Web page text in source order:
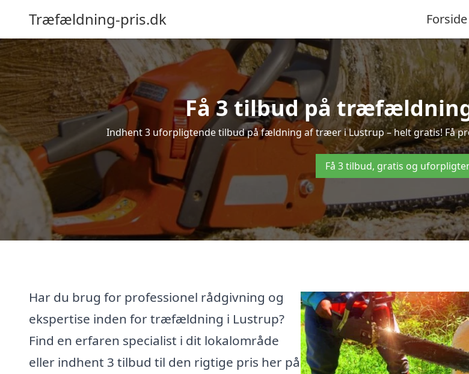
Træfældning-pris.dk Forside
Få 3 tilbud på
Indhent 3 uforpligtende tilbud på fældning af træer i Lustrup – helt gratis! Få
Få 3 tilbud, gratis og
Har du brug for professionel rådgivning og
ekspertise inden for træfældning i Lustrup?
Find en erfaren specialist i dit lokalområde
eller indhent 3 tilbud til den rigtige pris her på